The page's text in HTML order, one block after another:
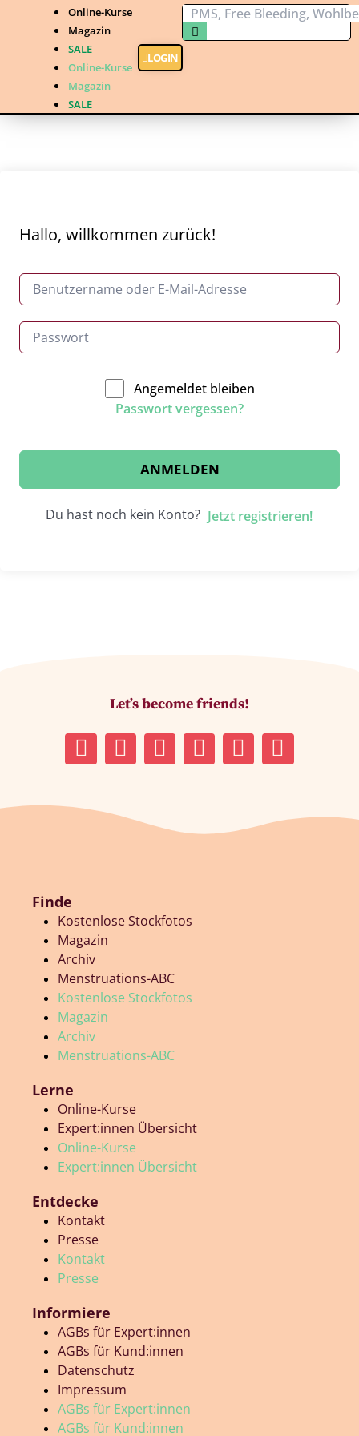
Online-Kurse
Magazin
SALE
Online-Kurse
Magazin
SALE
LOGIN
Hallo, willkommen zurück!
Angemeldet bleiben
Passwort vergessen?
ANMELDEN
Du hast noch kein Konto? Jetzt registrieren!
Let’s become friends!
Finde
Kostenlose Stockfotos
Magazin
Archiv
Menstruations-ABC
Kostenlose Stockfotos
Magazin
Archiv
Menstruations-ABC
Lerne
Online-Kurse
Expert:innen Übersicht
Online-Kurse
Expert:innen Übersicht
Entdecke
Kontakt
Presse
Kontakt
Presse
Informiere
AGBs für Expert:innen
AGBs für Kund:innen
Datenschutz
Impressum
AGBs für Expert:innen
AGBs für Kund:innen